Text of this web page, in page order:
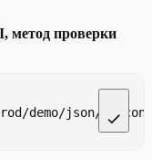
метод проверки
demo/json/v1/